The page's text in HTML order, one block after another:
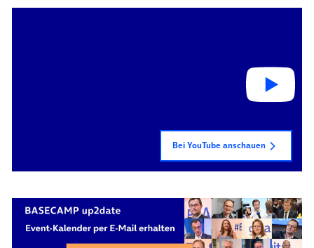
Bei YouTube anschauen